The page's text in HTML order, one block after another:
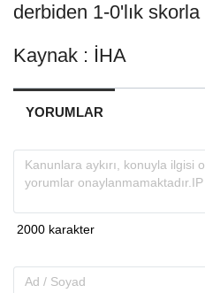
derbiden 1-0'lık skorla
Kaynak : İHA
YORUMLAR